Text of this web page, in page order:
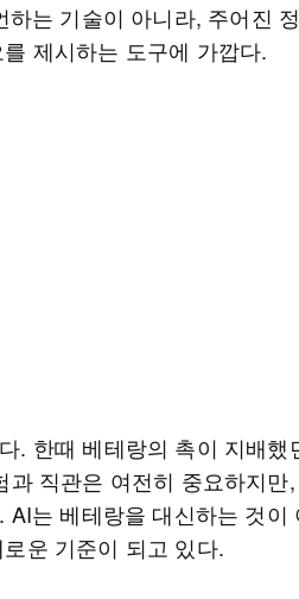
는 기술이 아니라, 주어진
제시하는 도구에 가깝다.
. 한때 베테랑의 촉이 지배했
직관은 여전히 중요하지만
는 베테랑을 대신하는 것이
운 기준이 되고 있다.